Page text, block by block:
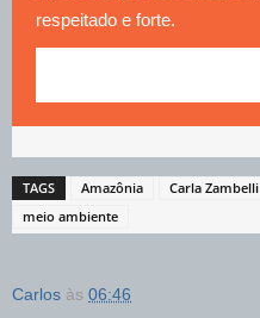
respeitado e forte.
TAGS Amazônia Carla Zambelli
meio ambiente
Carlos às 06:46